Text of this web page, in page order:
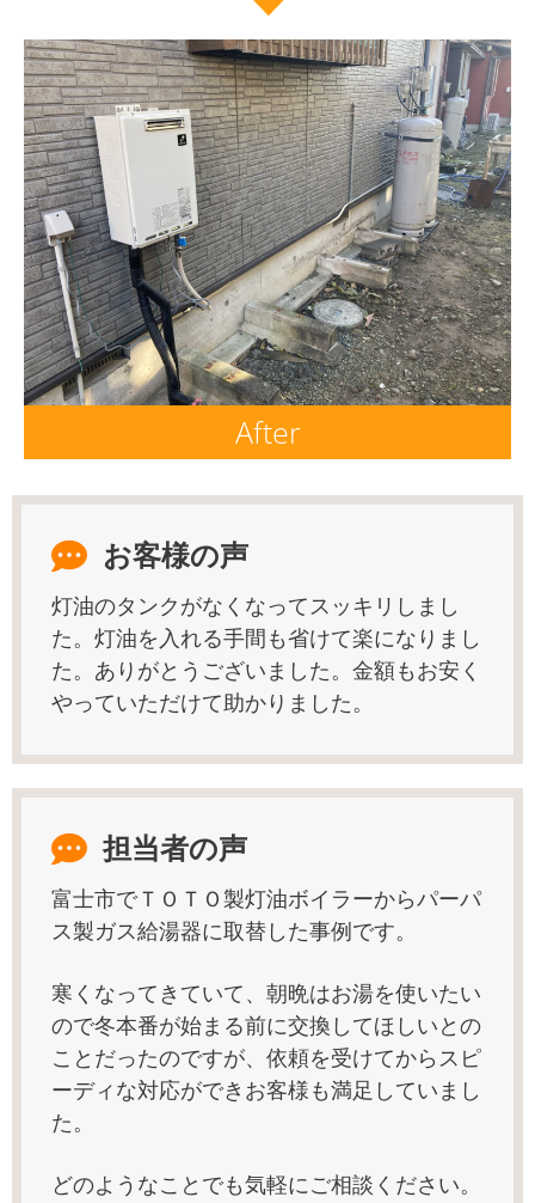
After
お客様の声
灯油のタンクがなくなってスッキリしまし
た。灯油を入れる手間も省けて楽になりまし
た。ありがとうございました。金額もお安く
やっていただけて助かりました。
担当者の声
富士市でＴＯＴＯ製灯油ボイラーからパーパ
ス製ガス給湯器に取替した事例です。
寒くなってきていて、朝晩はお湯を使いたい
ので冬本番が始まる前に交換してほしいとの
ことだったのですが、依頼を受けてからスピ
ーディな対応ができお客様も満足していまし
た。
どのようなことでも気軽にご相談ください。